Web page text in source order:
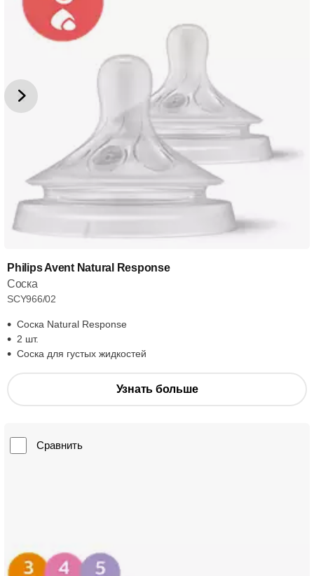
Philips Avent Natural Response
Соска
SCY966/02
Соска Natural Response
2 шт.
Соска для густых жидкостей
Узнать больше
Сравнить